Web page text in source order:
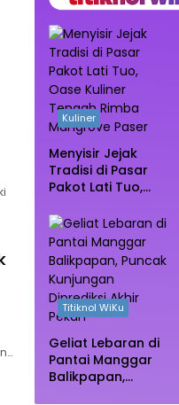
Kuliner
Menyisir Jejak
Tradisi di Pasar
Pakot Lati Tuo,
Tengah Rimba
Mangrove Paser
Titiknol WiKu
Geliat Lebaran di
Pantai Manggar
Balikpapan,